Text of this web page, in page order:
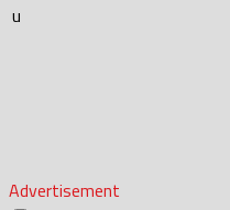
u
Advertisement